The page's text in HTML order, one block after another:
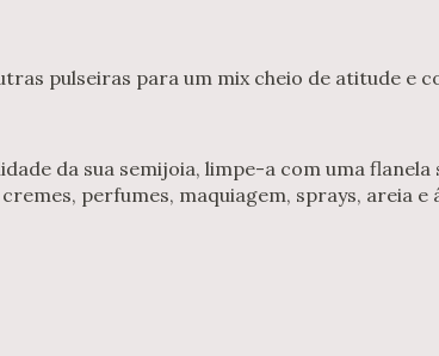
pulseiras para um mix cheio de atitude e
da sua semijoia, limpe-a com uma flanela
perfumes, maquiagem, sprays, areia e